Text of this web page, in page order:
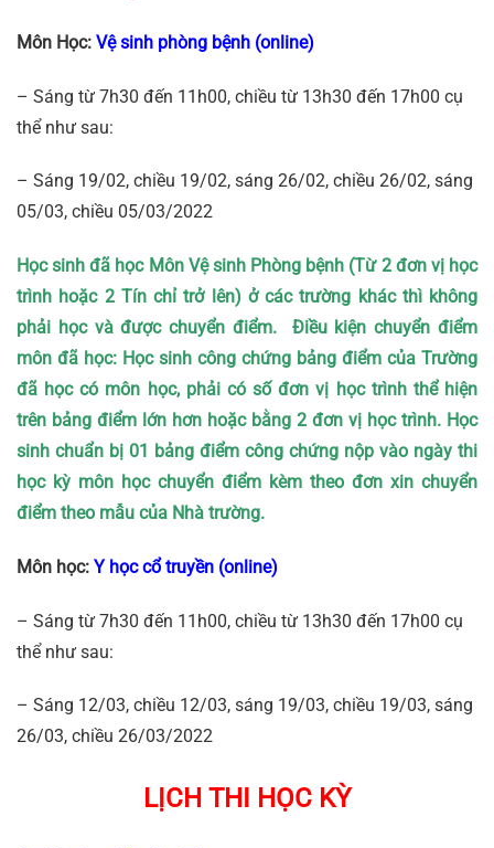
Môn Học: Vệ sinh phòng bệnh (online)
– Sáng từ 7h30 đến 11h00, chiều từ 13h30 đến 17h00 cụ
thể như sau:
– Sáng 19/02, chiều 19/02, sáng 26/02, chiều 26/02, sáng
05/03, chiều 05/03/2022
Học sinh đã học Môn Vệ sinh Phòng bệnh (Từ 2 đơn vị học
trình hoặc 2 Tín chỉ trở lên) ở các trường khác thì không
phải học và được chuyển điểm. Điều kiện chuyển điểm
môn đã học: Học sinh công chứng bảng điểm của Trường
đã học có môn học, phải có số đơn vị học trình thể hiện
trên bảng điểm lớn hơn hoặc bằng 2 đơn vị học trình. Học
sinh chuẩn bị 01 bảng điểm công chứng nộp vào ngày thi
học kỳ môn học chuyển điểm kèm theo đơn xin chuyển
điểm theo mẫu của Nhà trường.
Môn học: Y học cổ truyền (online)
– Sáng từ 7h30 đến 11h00, chiều từ 13h30 đến 17h00 cụ
thể như sau:
– Sáng 12/03, chiều 12/03, sáng 19/03, chiều 19/03, sáng
26/03, chiều 26/03/2022
LỊCH THI HỌC KỲ